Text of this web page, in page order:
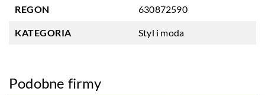
REGON 630872590
KATEGORIA Styl i moda
Podobne firmy